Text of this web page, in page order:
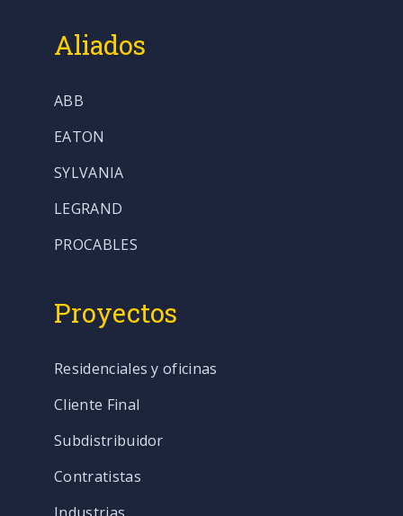
Aliados
ABB
EATON
SYLVANIA
LEGRAND
PROCABLES
Proyectos
Residenciales y oficinas
Cliente Final
Subdistribuidor
Contratistas